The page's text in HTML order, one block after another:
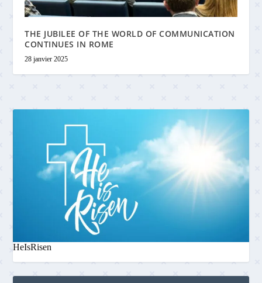
THE JUBILEE OF THE WORLD OF COMMUNICATION
CONTINUES IN ROME
28 janvier 2025
HeIsRisen